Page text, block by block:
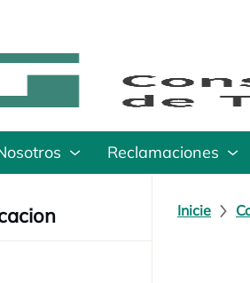
Reclamaciones
Inicie